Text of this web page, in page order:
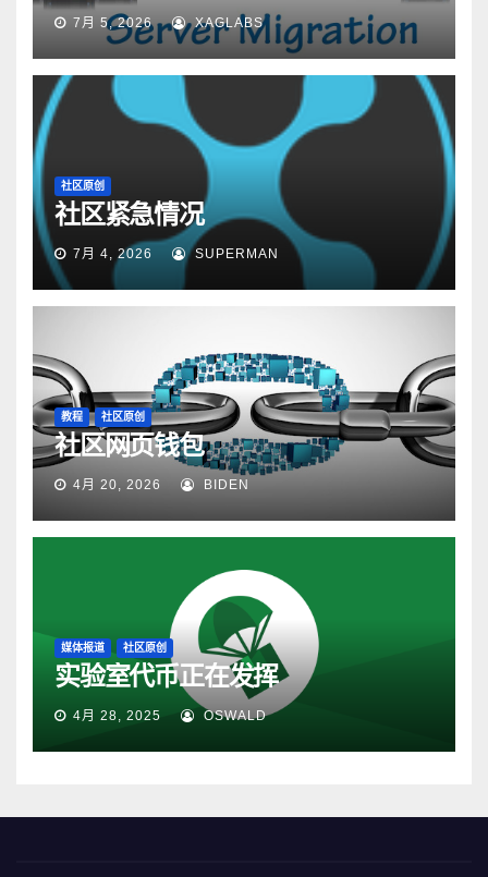
7月 5, 2026 XAGLABS
社区原创
社区紧急情况
7月 4, 2026 SUPERMAN
教程 社区原创
社区网页钱包
4月 20, 2026 BIDEN
媒体报道 社区原创
实验室代币正在发挥
4月 28, 2025 OSWALD